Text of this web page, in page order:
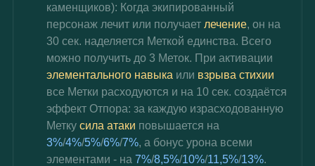
каменщиков): Когда экипированный
персонаж лечит или получает лечение, он на
30 сек. наделяется Меткой единства. Всего
можно получить до 3 Меток. При активации
элементального навыка или взрыва стихии
все Метки расходуются и на 10 сек. создаётся
эффект Отпора: за каждую израсходованную
Метку сила атаки повышается на
3%/4%/5%/6%/7%, а бонус урона всеми
элементами - на 7%/8,5%/10%/11,5%/13%.